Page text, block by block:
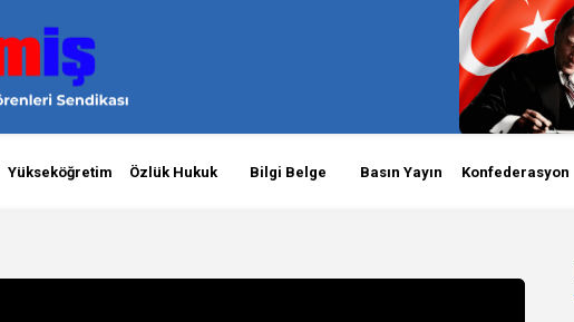
Yükseköğretim Özlük Hukuk Bilgi Belge Basın Yayın Konfederasyon